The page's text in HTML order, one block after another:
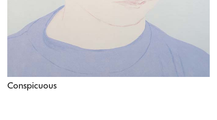
Conspicuous